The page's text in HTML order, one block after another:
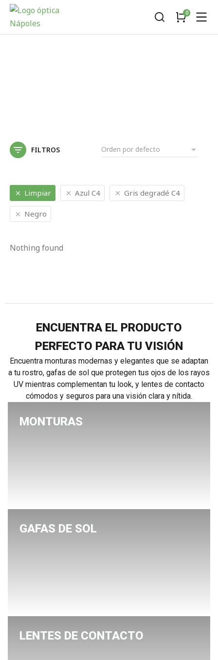
FILTROS
Limpiar Azul C4 Gris degradé C4
Negro
Nothing found
ENCUENTRA EL PRODUCTO
PERFECTO PARA TU VISIÓN
Encuentra monturas modernas y elegantes que se adaptan
a tu rostro, gafas de sol que protegen tus ojos de los rayos
UV mientras complementan tu look, y lentes de contacto
cómodos y seguros para una visión clara y nítida.
MONTURAS
GAFAS DE SOL
LENTES DE CONTACTO